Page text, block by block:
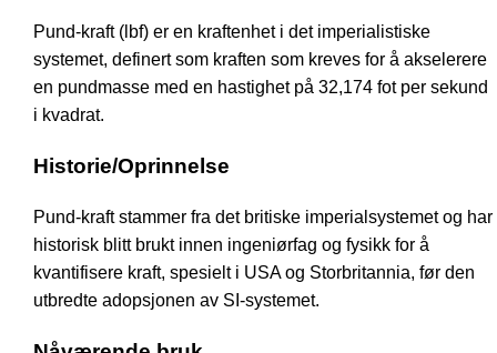
Pund-kraft (lbf) er en kraftenhet i det imperialistiske
systemet, definert som kraften som kreves for å akselerere
en pundmasse med en hastighet på 32,174 fot per sekund
i kvadrat.
Historie/Oprinnelse
Pund-kraft stammer fra det britiske imperialsystemet og har
historisk blitt brukt innen ingeniørfag og fysikk for å
kvantifisere kraft, spesielt i USA og Storbritannia, før den
utbredte adopsjonen av SI-systemet.